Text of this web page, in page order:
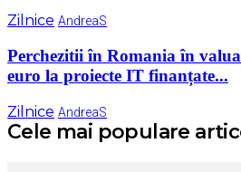
Zilnice AndreaS
Perchezitii în Romania în
euro la proiecte IT finanțate...
Zilnice AndreaS
Cele mai populare